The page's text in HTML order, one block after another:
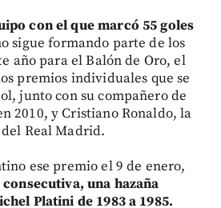
con el que marcó 55 goles
sigue formando parte de los
año para el Balón de Oro, el
premios individuales que se
junto con su compañero de
2010, y Cristiano Ronaldo, la
del Real Madrid.
ese premio el 9 de enero,
una hazaña
Platini de 1983 a 1985.